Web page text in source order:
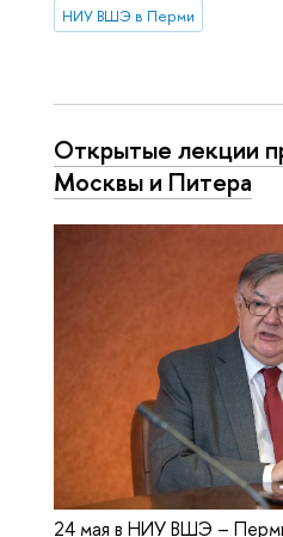
НИУ ВШЭ в Перми
Открытые лекции
Москвы и Питера
24 мая в НИУ ВШЭ –